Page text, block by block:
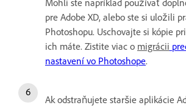
Mohli ste napríklad používať
pre Adobe XD, alebo ste si uložili
Photoshopu. Uschovajte si kópie
ich máte. Zistite viac o migrácii
nastavení vo Photoshope.
Ak odstraňujete staršie aplikácie